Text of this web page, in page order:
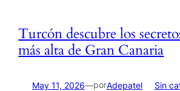
Turcón descubre los
más alta de Gran Canaria
May 11, 2026—porAdepatelen Sin